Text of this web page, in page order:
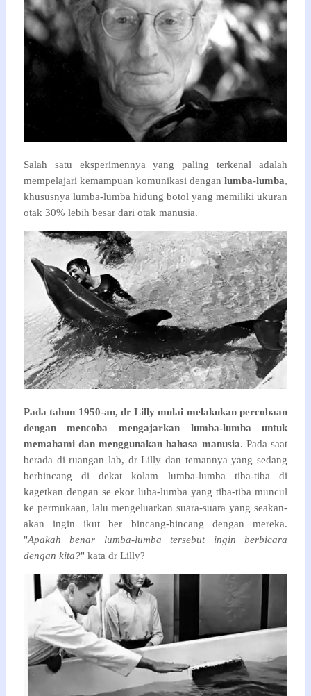
Salah satu eksperimennya yang paling terkenal adalah
mempelajari kemampuan komunikasi denganlumba-lumba,
khususnya lumba-lumba hidung botol yang memiliki ukuran
otak 30% lebih besar dari otak manusia.
Pada tahun 1950-an, dr Lilly mulai melakukan percobaan
dengan mencoba mengajarkan lumba-lumba untuk
memahami dan menggunakan bahasa manusia. Pada saat
berada di ruangan lab, dr Lilly dan temannya yang sedang
berbincang di dekat kolam lumba-lumba tiba-tiba di
kagetkan dengan se ekor luba-lumba yang tiba-tiba muncul
ke permukaan, lalu mengeluarkan suara-suara yang seakan-
akan ingin ikut ber bincang-bincang dengan mereka.
"Apakah benar lumba-lumba tersebut ingin berbicara
dengan kita?" kata dr Lilly?